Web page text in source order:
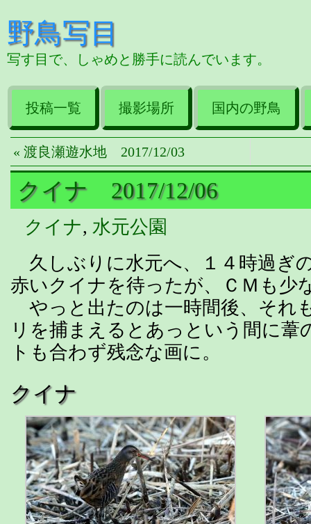
野鳥写目
写す目で、しゃめと勝手に読んでいます。
投稿一覧 撮影場所 国内の野鳥
« 渡良瀬遊水地 2017/12/03
クイナ 2017/12/06
クイナ, 水元公園
久しぶりに水元へ、１４時過ぎ
赤いクイナを待ったが、ＣＭも少
やっと出たのは一時間後、それ
リを捕まえるとあっという間に葦
トも合わず残念な画に。
クイナ